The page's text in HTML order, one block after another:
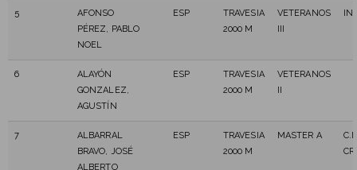
5
AFONSO
PÉREZ, PABLO
NOEL
ESP
TRAVESIA
2000 M
VETERANOS
6
ALAYÓN
GONZALEZ,
AGUSTÍN
ESP
TRAVESIA
2000 M
VETERANOS
7
ALBARRAL
BRAVO, JOSÉ
ALBERTO
ESP
TRAVESIA
2000 M
MASTER A